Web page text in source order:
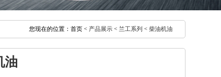
您现在的位置：首页 < 产品展示 < 兰工系列 < 柴油机油
油